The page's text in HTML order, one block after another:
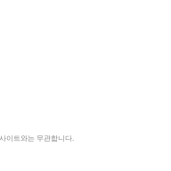
이트와는 무관합니다.